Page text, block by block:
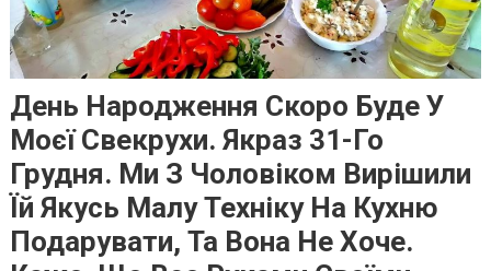
День Народження Скоро Буде У
Моєї Свекрухи. Якраз 31-Го
Грудня. Ми З Чоловіком Вирішили
Їй Якусь Малу Техніку На Кухню
Подарувати, Та Вона Не Хоче.